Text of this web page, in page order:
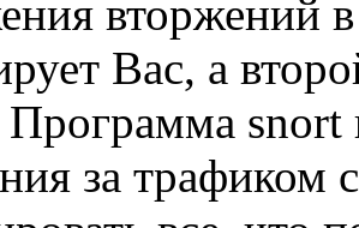
вторжений
Вас, а
Программа
за трафиком